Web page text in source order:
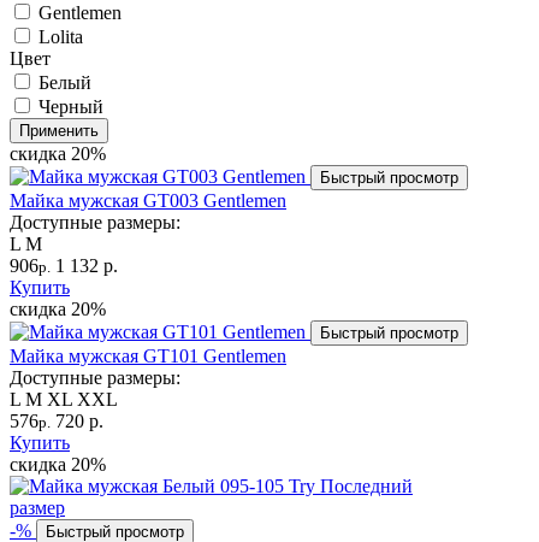
Gentlemen
Lolita
Цвет
Белый
Черный
Применить
скидка 20%
Быстрый просмотр
Майка мужская GT003 Gentlemen
Доступные размеры:
L M
906р. 1 132 р.
Купить
скидка 20%
Быстрый просмотр
Майка мужская GT101 Gentlemen
Доступные размеры:
L M XL XXL
576р. 720 р.
Купить
скидка 20%
Последний
размер
-%
Быстрый просмотр